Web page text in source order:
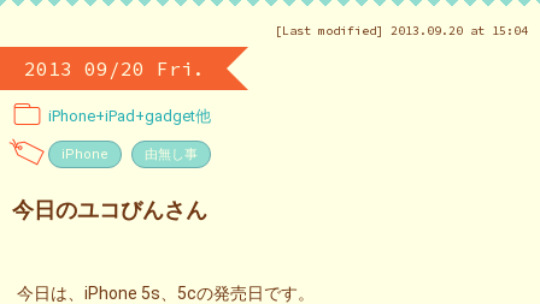
[Last modified] 2013.09.20 at 15:04
2013 09/20 Fri.
iPhone+iPad+gadget他
iPhone 由無し事
今日のユコびんさん
今日は、iPhone 5s、5cの発売日です。